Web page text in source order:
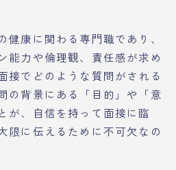
健康に関わる専門職であり、
能力や倫理観、責任感が求め
接でどのような質問がされる
の背景にある「目的」や「意
が、自信を持って面接に臨
限に伝えるために不可欠なの